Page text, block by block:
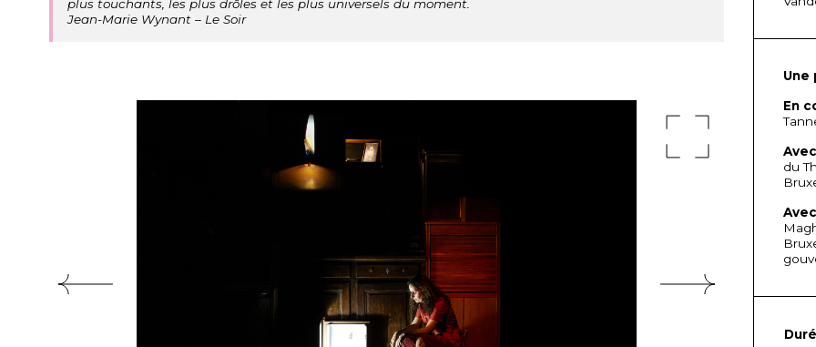
plus touchants, les plus drôles et les plus universels du moment.
Jean-Marie Wynant – Le Soir
Une
En
du